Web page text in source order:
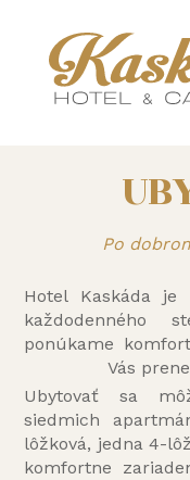
Po
Hotel Kaskáda
každodenného
ponúkame
Vás
Ubytovať sa
siedmich
lôžková, jedna 4-
komfortne